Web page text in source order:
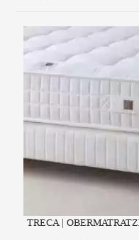
TRECA |